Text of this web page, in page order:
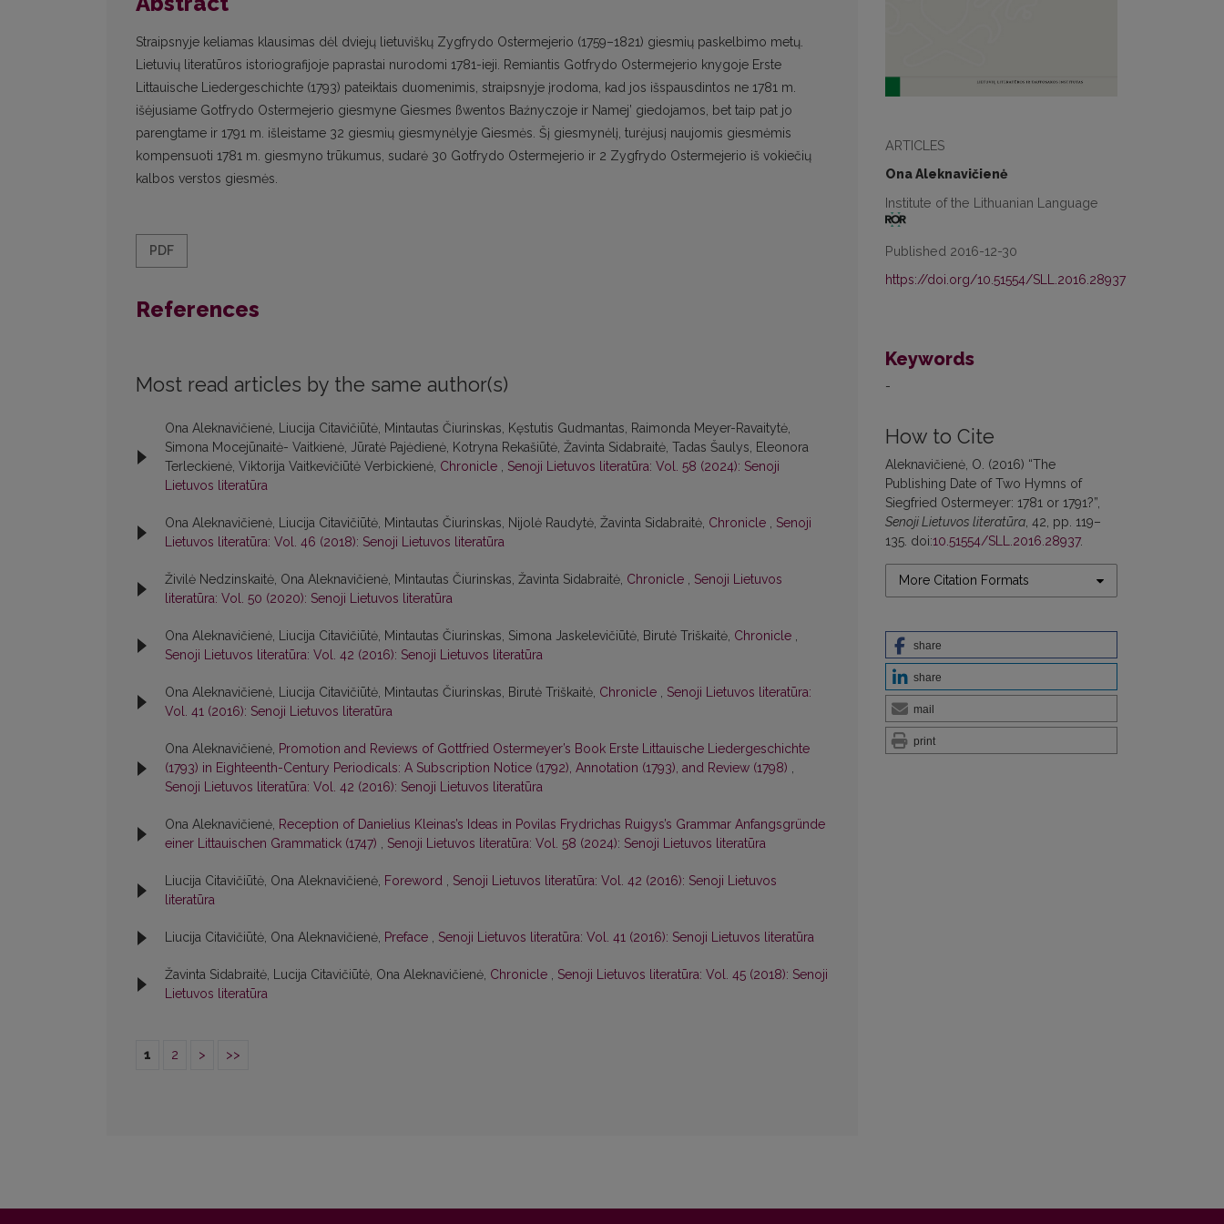
ARTICLES
Ona Aleknavičienė
Institute of the Lithuanian Language
Published 2016-12-30
https://doi.org/10.51554/SLL.2016.28937
Keywords
-
How to Cite
Aleknavičienė, O. (2016) “The
Publishing Date of Two Hymns of
Siegfried Ostermeyer: 1781 or 1791?”,
Senoji Lietuvos literatūra, 42, pp. 119–
135. doi:10.51554/SLL.2016.28937.
More Citation Formats
share
share
mail
print
Straipsnyje keliamas klausimas dėl dviejų lietuviškų Zygfrydo Ostermejerio (1759–1821) giesmių paskelbimo metų.
Lietuvių literatūros istoriografijoje paprastai nurodomi 1781-ieji. Remiantis Gotfrydo Ostermejerio knygoje Erste
Littauische Liedergeschichte (1793) pateiktais duomenimis, straipsnyje įrodoma, kad jos išspausdintos ne 1781 m.
išėjusiame Gotfrydo Ostermejerio giesmyne Giesmes ßwentos Baźnyczoje ir Namej’ giedojamos, bet taip pat jo
parengtame ir 1791 m. išleistame 32 giesmių giesmynėlyje Giesmės. Šį giesmynėlį, turėjusį naujomis giesmėmis
kompensuoti 1781 m. giesmyno trūkumus, sudarė 30 Gotfrydo Ostermejerio ir 2 Zygfrydo Ostermejerio iš vokiečių
kalbos verstos giesmės.
PDF
References
Most read articles by the same author(s)
Ona Aleknavičienė, Liucija Citavičiūtė, Mintautas Čiurinskas, Kęstutis Gudmantas, Raimonda Meyer-Ravaitytė,
Simona Mocejūnaitė- Vaitkienė, Jūratė Pajėdienė, Kotryna Rekašiūtė, Žavinta Sidabraitė, Tadas Šaulys, Eleonora
Terleckienė, Viktorija Vaitkevičiūtė Verbickienė, Chronicle , Senoji Lietuvos literatūra: Vol. 58 (2024): Senoji
Lietuvos literatūra
Ona Aleknavičienė, Liucija Citavičiūtė, Mintautas Čiurinskas, Nijolė Raudytė, Žavinta Sidabraitė, Chronicle , Senoji
Lietuvos literatūra: Vol. 46 (2018): Senoji Lietuvos literatūra
Živilė Nedzinskaitė, Ona Aleknavičienė, Mintautas Čiurinskas, Žavinta Sidabraitė, Chronicle , Senoji Lietuvos
literatūra: Vol. 50 (2020): Senoji Lietuvos literatūra
Ona Aleknavičienė, Liucija Citavičiūtė, Mintautas Čiurinskas, Simona Jaskelevičiūtė, Birutė Triškaitė, Chronicle ,
Senoji Lietuvos literatūra: Vol. 42 (2016): Senoji Lietuvos literatūra
Ona Aleknavičienė, Liucija Citavičiūtė, Mintautas Čiurinskas, Birutė Triškaitė, Chronicle , Senoji Lietuvos literatūra:
Vol. 41 (2016): Senoji Lietuvos literatūra
Ona Aleknavičienė, Promotion and Reviews of Gottfried Ostermeyer’s Book Erste Littauische Liedergeschichte
(1793) in Eighteenth-Century Periodicals: A Subscription Notice (1792), Annotation (1793), and Review (1798) ,
Senoji Lietuvos literatūra: Vol. 42 (2016): Senoji Lietuvos literatūra
Ona Aleknavičienė, Reception of Danielius Kleinas’s Ideas in Povilas Frydrichas Ruigys’s Grammar Anfangsgründe
einer Littauischen Grammatick (1747) , Senoji Lietuvos literatūra: Vol. 58 (2024): Senoji Lietuvos literatūra
Liucija Citavičiūtė, Ona Aleknavičienė, Foreword , Senoji Lietuvos literatūra: Vol. 42 (2016): Senoji Lietuvos
literatūra
Liucija Citavičiūtė, Ona Aleknavičienė, Preface , Senoji Lietuvos literatūra: Vol. 41 (2016): Senoji Lietuvos literatūra
Žavinta Sidabraitė, Lucija Citavičiūtė, Ona Aleknavičienė, Chronicle , Senoji Lietuvos literatūra: Vol. 45 (2018): Senoji
Lietuvos literatūra
1 2 > >>